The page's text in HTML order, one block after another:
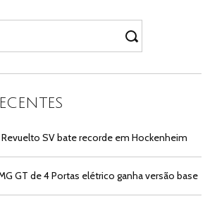
SV bate recorde em Hockenheim
GT de 4 Portas elétrico ganha versão base